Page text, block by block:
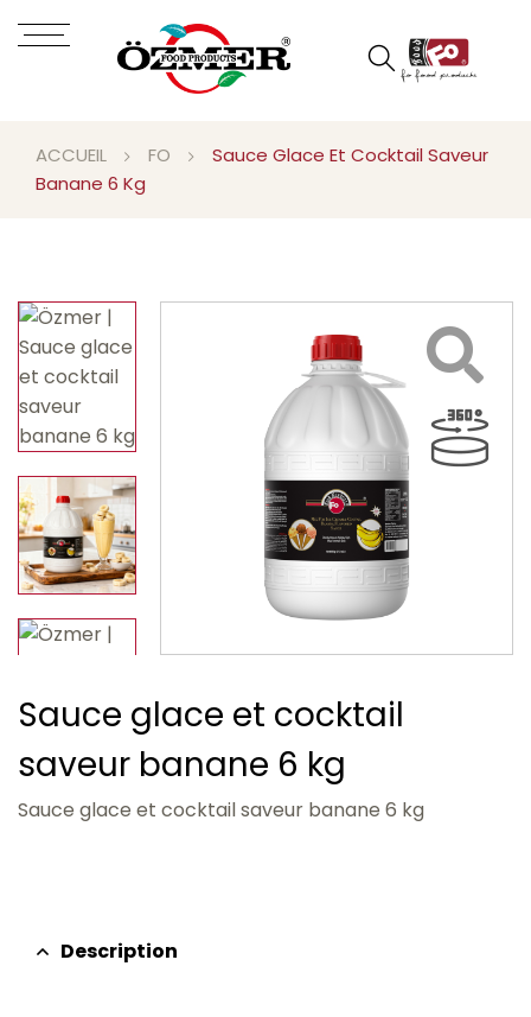
ACCUEIL FO
Sauce Glace Et Cocktail Saveur
Banane 6 Kg
Sauce glace et cocktail
saveur banane 6 kg
Sauce glace et cocktail saveur banane 6 kg
Description